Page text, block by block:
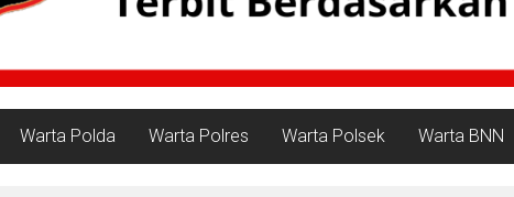
Warta Polda Warta Polres Warta Polsek Warta BNN